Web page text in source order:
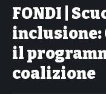
FONDI |
inclusione:
il
coalizione